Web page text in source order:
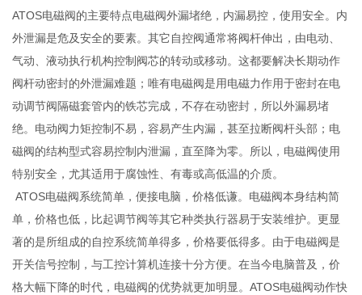
ATOS电磁阀的主要特点电磁阀外漏堵绝，内漏易控，使用安全。内
外泄漏是危及安全的要素。其它自控阀通常将阀杆伸出，由电动、
气动、液动执行机构控制阀芯的转动或移动。这都要解决长期动作
阀杆动密封的外泄漏难题；唯有电磁阀是用电磁力作用于密封在电
动调节阀隔磁套管内的铁芯完成，不存在动密封，所以外漏易堵
绝。电动阀力矩控制不易，容易产生内漏，甚至拉断阀杆头部；电
磁阀的结构型式容易控制内泄漏，直至降为零。所以，电磁阀使用
特别安全，尤其适用于腐蚀性、有毒或高低温的介质。
ATOS电磁阀系统简单，便接电脑，价格低谦。电磁阀本身结构简
单，价格也低，比起调节阀等其它种类执行器易于安装维护。更显
著的是所组成的自控系统简单得多，价格要低得多。由于电磁阀是
开关信号控制，与工控计算机连接十分方便。在当今电脑普及，价
格大幅下降的时代，电磁阀的优势就更加明显。ATOS电磁阀动作快